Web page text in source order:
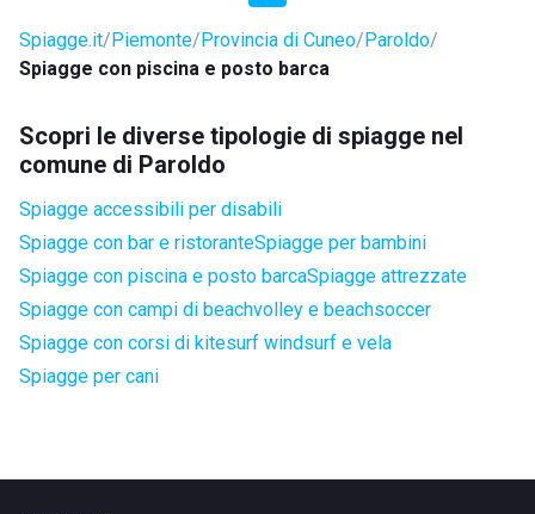
Spiagge.it Piemonte Provincia di Cuneo Paroldo
Spiagge con piscina e posto barca
Scopri le diverse tipologie di spiagge nel
comune di Paroldo
Spiagge accessibili per disabili
Spiagge con bar e ristoranteSpiagge per bambini
Spiagge con piscina e posto barcaSpiagge attrezzate
Spiagge con campi di beachvolley e beachsoccer
Spiagge con corsi di kitesurf windsurf e vela
Spiagge per cani